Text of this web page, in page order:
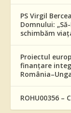
PS Virgil
Domnului:
schimbăm
Proiectul
finanțare
ROHU00356 –